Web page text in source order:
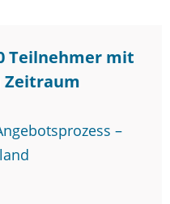
Teilnehmer mit
Zeitraum
–